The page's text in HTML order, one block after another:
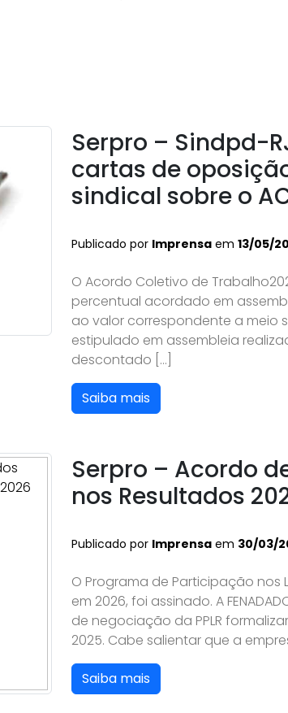
Serpro – Sindpd-
cartas de
sindical sobre o
Publicado por Imprensa em 13/05/
O Acordo Coletivo de
percentual acordado em
ao valor correspondente a meio
estipulado em assembleia
descontado […]
Saiba mais
Serpro – Acordo
nos Resultados
Publicado por Imprensa em 30/03/
O Programa de Participação nos
em 2026, foi assinado. A
de negociação da PPLR
2025. Cabe salientar que a
Saiba mais